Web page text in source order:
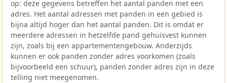
op: deze gegevens betreffen het aantal panden met een
adres. Het aantal adressen met panden in een gebied is
bijna altijd hoger dan het aantal panden. Dit is omdat er
meerdere adressen in hetzelfde pand gehuisvest kunnen
zijn, zoals bij een appartementengebouw. Anderzijds
kunnen er ook panden zonder adres voorkomen (zoals
bijvoorbeeld een schuur), panden zonder adres zijn in deze
telling niet meegenomen.